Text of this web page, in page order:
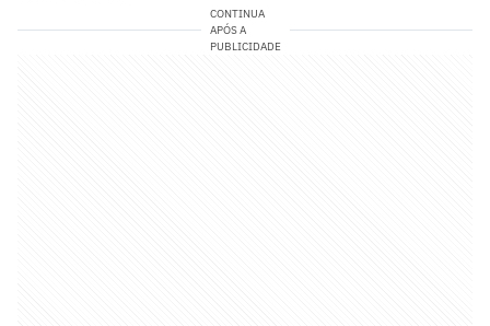
CONTINUA
APÓS A
PUBLICIDADE